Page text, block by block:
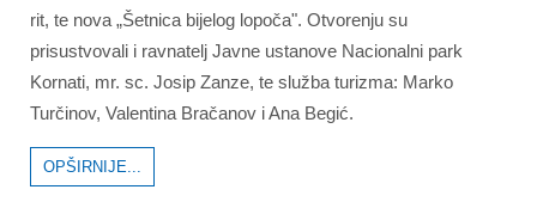
rit, te nova „Šetnica bijelog lopoča". Otvorenju su
prisustvovali i ravnatelj Javne ustanove Nacionalni park
Kornati, mr. sc. Josip Zanze, te služba turizma: Marko
Turčinov, Valentina Bračanov i Ana Begić.
OPŠIRNIJE...